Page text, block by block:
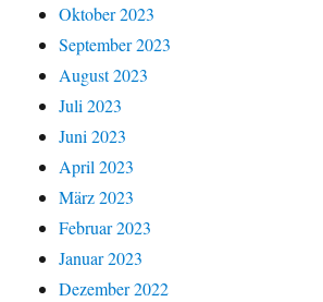
Oktober 2023
September 2023
August 2023
Juli 2023
Juni 2023
April 2023
März 2023
Februar 2023
Januar 2023
Dezember 2022